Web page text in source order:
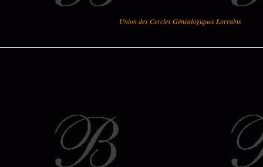
Union des Cercles Généalogiques Lorrains